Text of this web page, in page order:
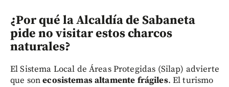
¿Por qué la Alcaldía de Sabaneta
pide no visitar estos charcos
naturales?
El Sistema Local de Áreas Protegidas (Silap) advierte
que sonecosistemas altamente frágiles. El turismo